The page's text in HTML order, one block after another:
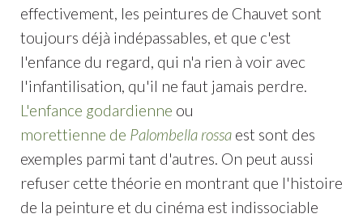
effectivement, les peintures de Chauvet sont
toujours déjà indépassables, et que c'est
l'enfance du regard, qui n'a rien à voir avec
l'infantilisation, qu'il ne faut jamais perdre.
L'enfance godardienne ou
morettienne de Palombella rossaest sont des
exemples parmi tant d'autres. On peut aussi
refuser cette théorie en montrant que l'histoire
de la peinture et du cinéma est indissociable